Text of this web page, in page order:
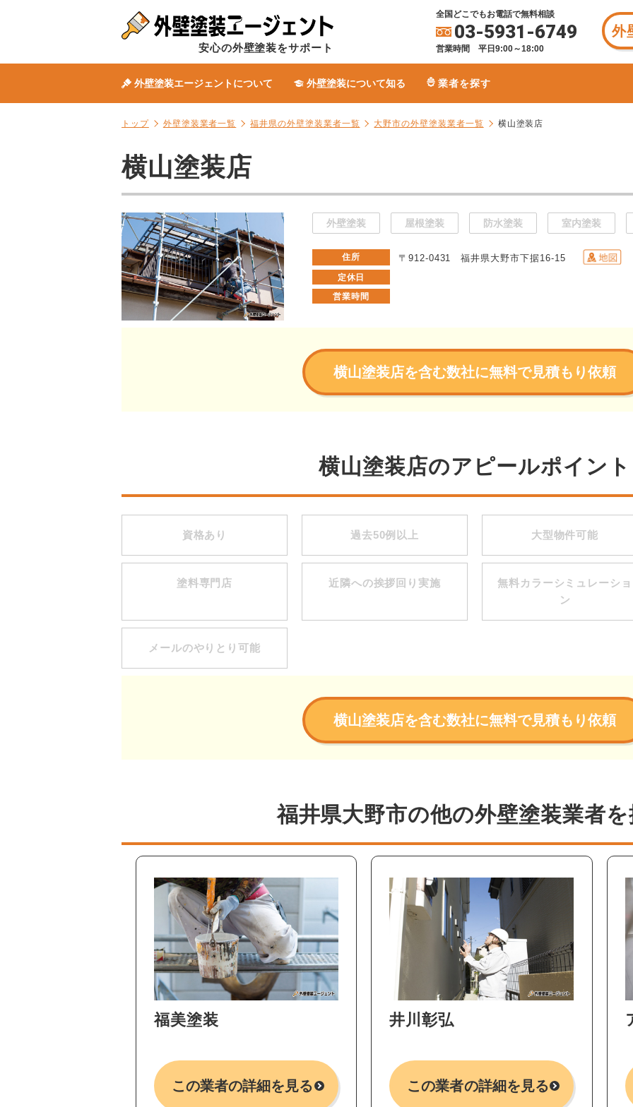
安心の外壁塗装をサポート
全国どこでもお電話で無料相談
03-5931-6749
営業時間 平日9:00～18:00
外
外壁塗装エージェントについて 外壁塗装について知る 業者を探す
トップ 外壁塗装業者一覧 福井県の外壁塗装業者一覧 大野市の外壁塗装業者一覧 横山塗装店
横山塗装店
外壁塗装 屋根塗装 防水塗装 室内塗装
住所 〒912-0431 福井県大野市下据16-15
定休日
営業時間
横山塗装店を含む数社に無料で見積もり依頼
横山塗装店のアピールポイント
資格あり 過去50例以上 大型物件可能
塗料専門店 近隣への挨拶回り実施
無料カラーシミュレーショ
ン
メールのやりとり可能
横山塗装店を含む数社に無料で見積もり依頼
福井県大野市の他の外壁塗装業者
福美塗装
この業者の詳細を見る
井川彰弘
この業者の詳細を見る